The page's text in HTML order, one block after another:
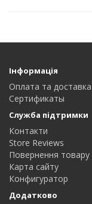
Інформація
Оплата та доставка
Сертификаты
Служба підтримки
Контакти
Store Reviews
Повернення товару
Карта сайту
Конфигуратор
Додатково